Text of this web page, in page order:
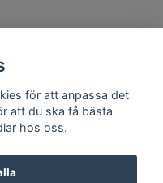
för att anpassa det
att du ska få bästa
hos oss.